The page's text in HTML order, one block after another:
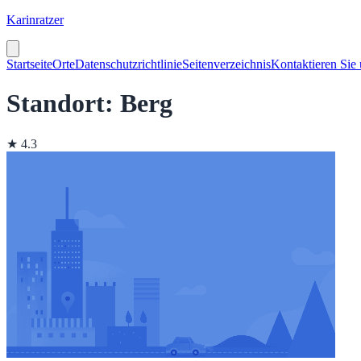
Karinratzer
StartseiteOrteDatenschutzrichtlinieSeitenverzeichnisKontaktieren Sie
Standort: Berg
★ 4.3